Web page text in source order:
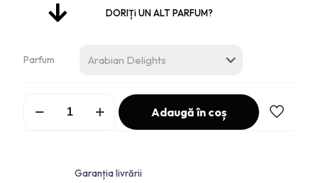
DORIȚi UN ALT PARFUM?
Parfum
Adaugă în coș
Garanția livrării